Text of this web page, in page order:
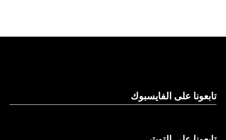
تابعونا على الفايسبوك